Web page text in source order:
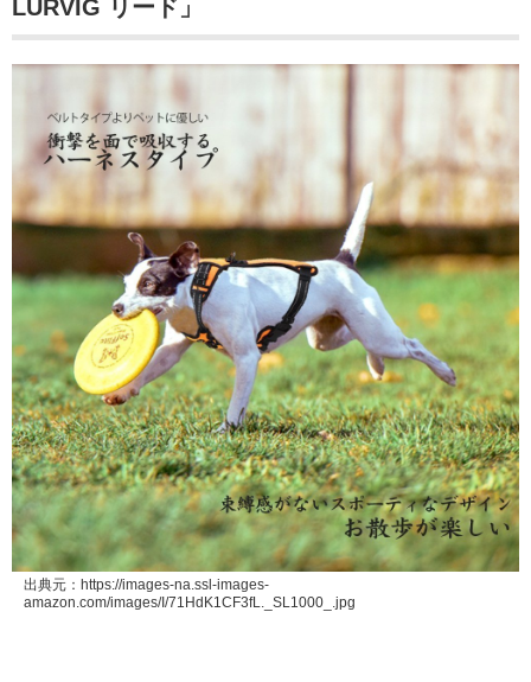
LURVIG リード」
出典元：https://images-na.ssl-images-
amazon.com/images/I/71HdK1CF3fL._SL1000_.jpg